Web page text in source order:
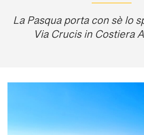
La Pasqua porta con sè lo
Via Crucis in Costiera